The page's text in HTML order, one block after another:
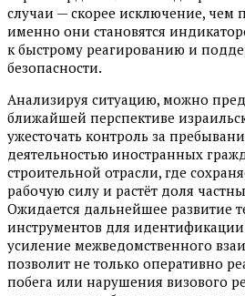
случаи — скорее исключение, чем
именно они становятся
к быстрому реагированию и
безопасности.
Анализируя ситуацию, можно
ближайшей перспективе
ужесточать контроль за
деятельностью иностранных
строительной отрасли, где
рабочую силу и растёт доля
Ожидается дальнейшее развитие
инструментов для
усиление межведомственного
позволит не только оперативно
побега или нарушения визового